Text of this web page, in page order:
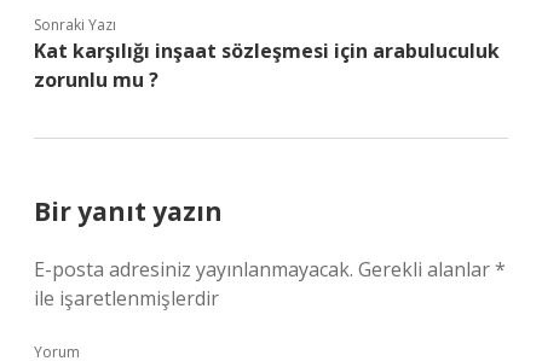
Sonraki Yazı
Kat karşılığı inşaat sözleşmesi için arabuluculuk
zorunlu mu ?
Bir yanıt yazın
E-posta adresiniz yayınlanmayacak. Gerekli alanlar*
ile işaretlenmişlerdir
Yorum